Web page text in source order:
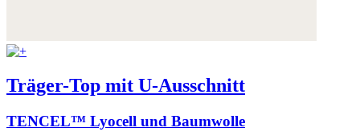
Träger-Top mit U-Ausschnitt
TENCEL™ Lyocell und Baumwolle